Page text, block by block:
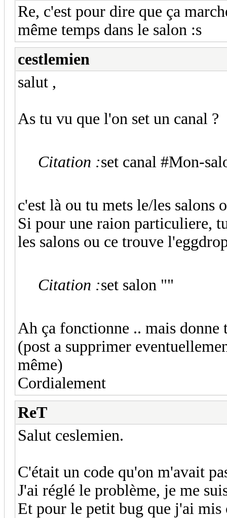
Re, c'est pour dire que ça
même temps dans le salon :s
cestlemien
salut ,
As tu vu que l'on set un canal ?
Citation :set canal #Mon-
c'est là ou tu mets le/les salons
Si pour une raion particuliere,
les salons ou ce trouve
Citation :set salon ""
Ah ça fonctionne .. mais donne
(post a supprimer
même)
Cordialement
ReT
Salut ceslemien.
C'était un code qu'on m'avait
J'ai réglé le problème, je me
Et pour le petit bug que j'ai mis